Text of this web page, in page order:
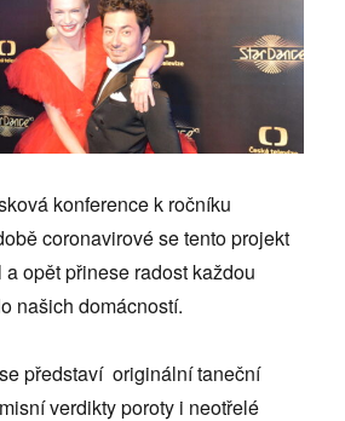
konference k ročníku
coronavirové se tento projekt
opět přinese radost každou
našich domácností.
představí originální taneční
verdikty poroty i neotřelé